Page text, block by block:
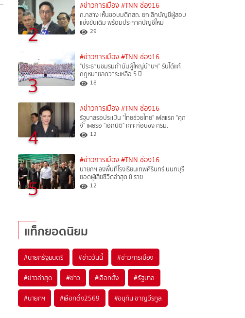
2
#ข่าวการเมือง #TNN ช่อง16
ก.กลาง เห็นชอบมติกสถ. ยกเลิกบัญชีผู้สอบ
แข่งขันเดิม พร้อมประกาศบัญชีใหม่
29
3
#ข่าวการเมือง #TNN ช่อง16
"ประธานชมรมกำนันผู้ใหญ่บ้านฯ” รับได้แก้
กฎหมายลดวาระเหลือ 5 ปี
18
4
#ข่าวการเมือง #TNN ช่อง16
รัฐบาลรอประเมิน "ไทยช่วยไทย" เฟสแรก "ศุภ
จี" เผยรอ "เอกนิติ" เคาะก่อนชง ครม.
12
5
#ข่าวการเมือง #TNN ช่อง16
นายกฯ ลงพื้นที่โรงเรียนเทพศิรินทร์ นนทบุรี
ยอดผู้เสียชีวิตล่าสุด 8 ราย
12
แท็กยอดนิยม
#นายกรัฐมนตรี #ข่าววันนี้ #ข่าวการเมือง
#ข่าวล่าสุด #ข่าว #เลือกตั้ง #รัฐบาล
#นายกฯ #เลือกตั้ง2569 #อนุทิน ชาญวีรกูล